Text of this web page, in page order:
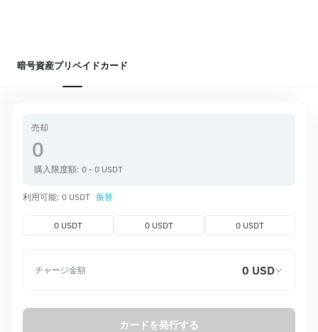
暗号資産プリペイドカード
売却
購入限度額: 0 - 0 USDT
利用可能: 0 USDT 振替
0 USDT 0 USDT 0 USDT
チャージ金額 0 USD
カードを発行する